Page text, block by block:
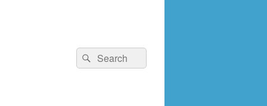
検
索:
検
索